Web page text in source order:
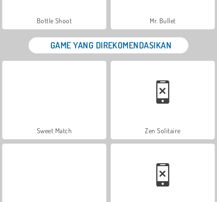
Bottle Shoot Mr. Bullet
GAME YANG DIREKOMENDASIKAN
Sweet Match Zen Solitaire